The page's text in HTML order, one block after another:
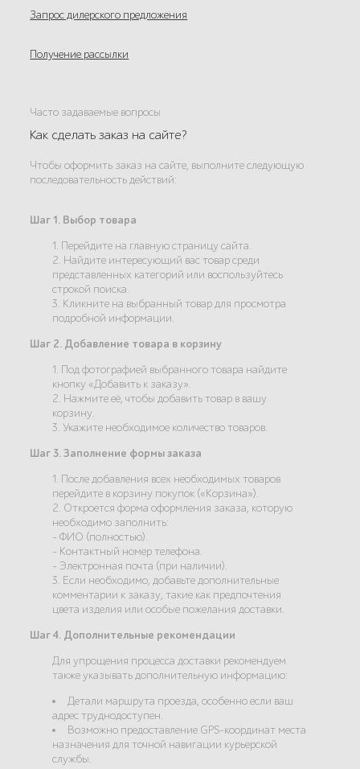
Запрос дилерского предложения
Получение рассылки
Часто задаваемые вопросы
Как сделать заказ на сайте?
Чтобы оформить заказ на сайте, выполните следующую
последовательность действий:
Шаг 1. Выбор товара
1. Перейдите на главную страницу сайта.
2. Найдите интересующий вас товар среди
представленных категорий или воспользуйтесь
строкой поиска.
3. Кликните на выбранный товар для просмотра
подробной информации.
Шаг 2. Добавление товара в корзину
1. Под фотографией выбранного товара найдите
кнопку «Добавить к заказу».
2. Нажмите её, чтобы добавить товар в вашу
корзину.
3. Укажите необходимое количество товаров.
Шаг 3. Заполнение формы заказа
1. После добавления всех необходимых товаров
перейдите в корзину покупок («Корзина»).
2. Откроется форма оформления заказа, которую
необходимо заполнить:
- ФИО (полностью).
- Контактный номер телефона.
- Электронная почта (при наличии).
3. Если необходимо, добавьте дополнительные
комментарии к заказу, такие как предпочтения
цвета изделия или особые пожелания доставки.
Шаг 4. Дополнительные рекомендации
Для упрощения процесса доставки рекомендуем
также указывать дополнительную информацию:
Детали маршрута проезда, особенно если ваш
адрес труднодоступен.
Возможно предоставление GPS-координат места
назначения для точной навигации курьерской
службы.